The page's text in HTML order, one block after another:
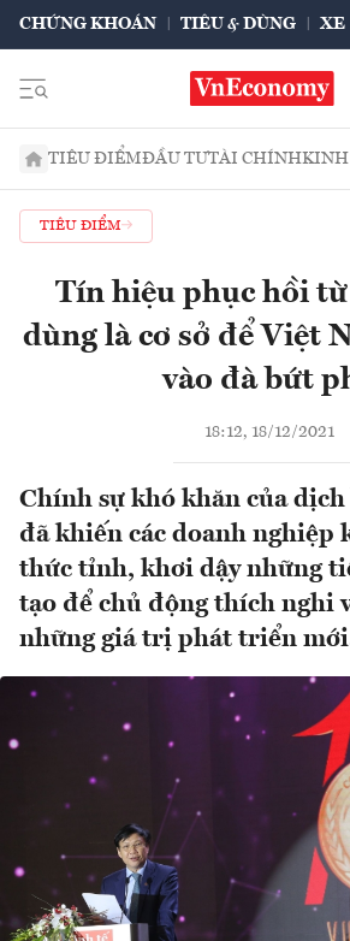
CHỨNG KHOÁN TIÊU & DÙNG XE
TIÊU ĐIỂMĐẦU TƯTÀI CHÍNHKINH
TIÊU ĐIỂM
Tín hiệu phục hồi
dùng là cơ sở để Việt
vào đà bứt
18:12, 18/12/2021
Chính sự khó khăn của dịch
đã khiến các doanh nghiệp
thức tỉnh, khơi dậy những
tạo để chủ động thích nghi
những giá trị phát triển